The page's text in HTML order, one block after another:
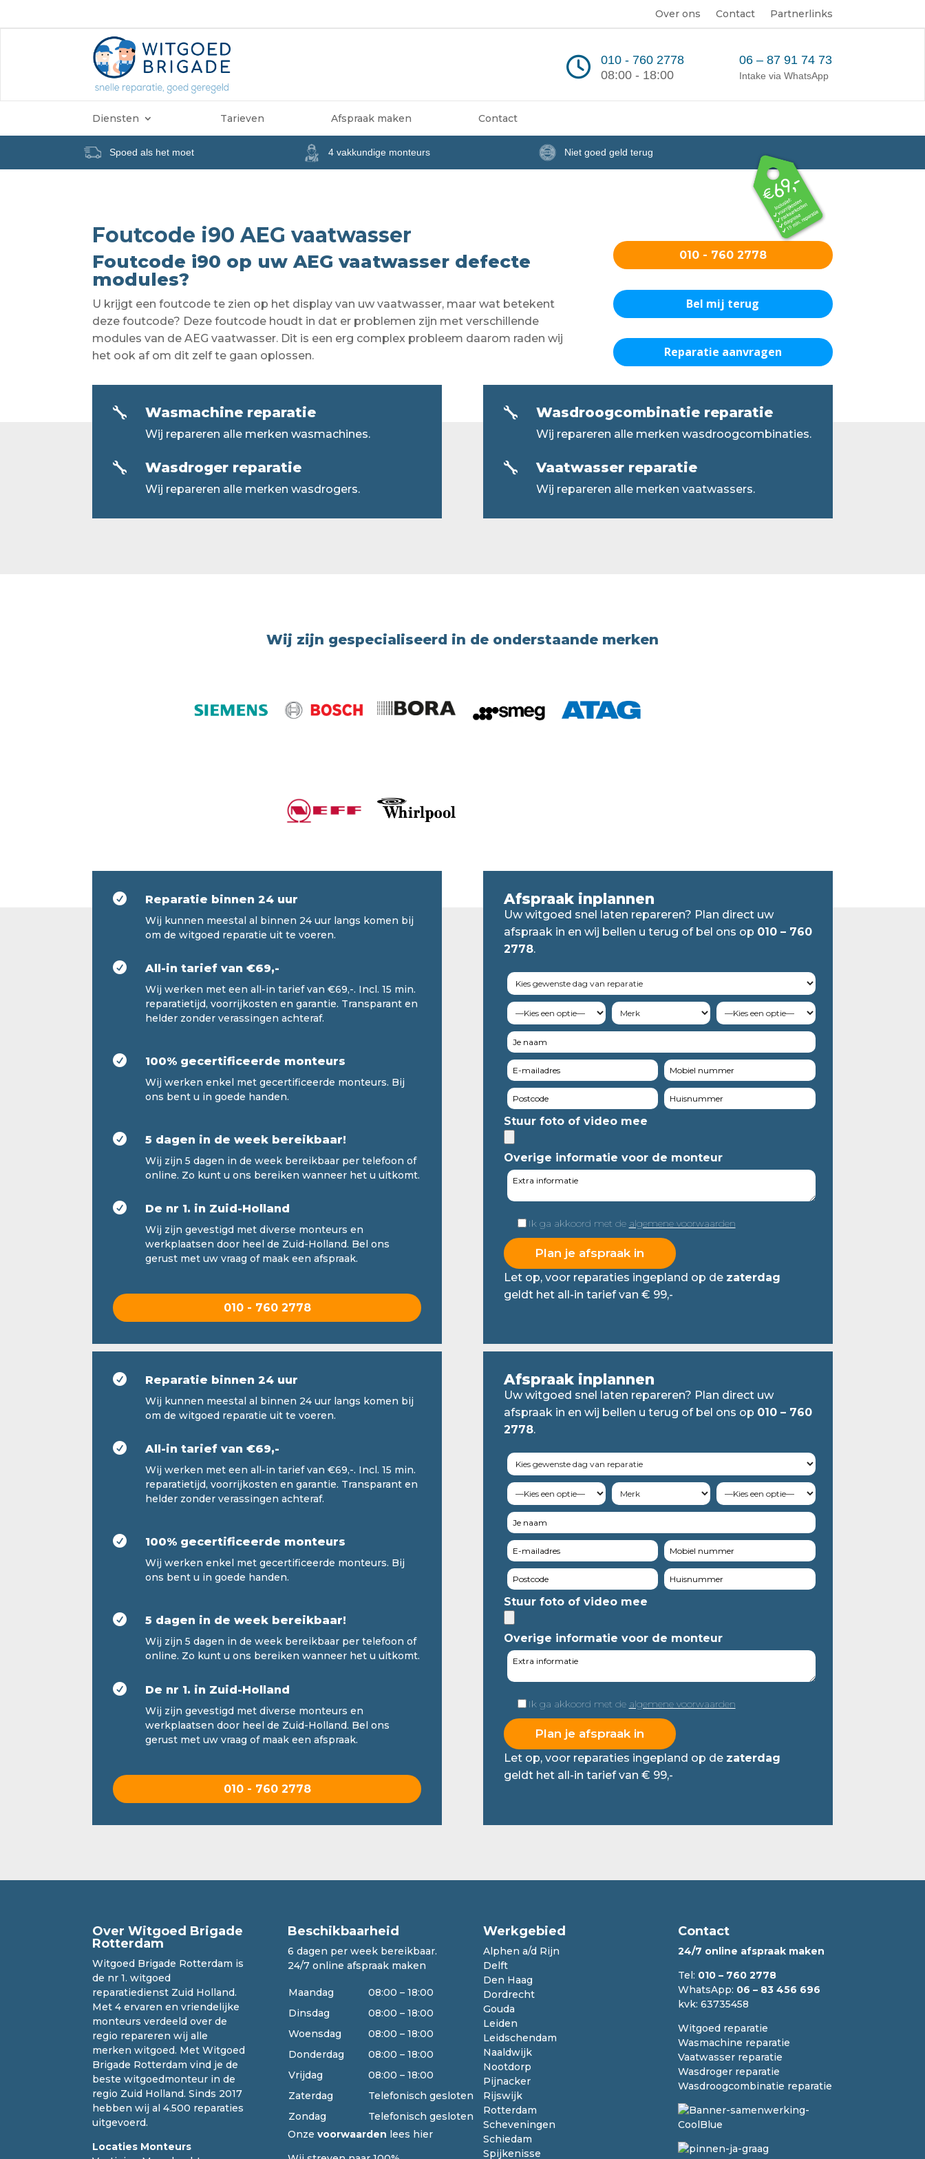
Over ons Contact Partnerlinks
010 - 760 2778
08:00 - 18:00
06 – 87 91 74 73
Intake via WhatsApp
Diensten Tarieven Afspraak maken Contact
Spoed als het moet 4 vakkundige monteurs Niet goed geld terug
Foutcode i90 AEG vaatwasser
Foutcode i90 op uw AEG vaatwasser defecte
modules?
U krijgt een foutcode te zien op het display van uw vaatwasser, maar wat betekent
deze foutcode? Deze foutcode houdt in dat er problemen zijn met verschillende
modules van de AEG vaatwasser. Dit is een erg complex probleem daarom raden wij
het ook af om dit zelf te gaan oplossen.
010 - 760 2778
Bel mij terug
Reparatie aanvragen
 Wasmachine reparatie
Wij repareren alle merken wasmachines.
 Wasdroger reparatie
Wij repareren alle merken wasdrogers.
 Wasdroogcombinatie reparatie
Wij repareren alle merken wasdroogcombinaties.
 Vaatwasser reparatie
Wij repareren alle merken vaatwassers.
Wij zijn gespecialiseerd in de onderstaande merken
 Reparatie binnen 24 uur
Wij kunnen meestal al binnen 24 uur langs komen bij
om de witgoed reparatie uit te voeren.
 All-in tarief van €69,-
Wij werken met een all-in tarief van €69,-. Incl. 15 min.
reparatietijd, voorrijkosten en garantie. Transparant en
helder zonder verassingen achteraf.
 100% gecertificeerde monteurs
Wij werken enkel met gecertificeerde monteurs. Bij
ons bent u in goede handen.
 5 dagen in de week bereikbaar!
Wij zijn 5 dagen in de week bereikbaar per telefoon of
online. Zo kunt u ons bereiken wanneer het u uitkomt.
 De nr 1. in Zuid-Holland
Wij zijn gevestigd met diverse monteurs en
werkplaatsen door heel de Zuid-Holland. Bel ons
gerust met uw vraag of maak een afspraak.
010 - 760 2778
Afspraak inplannen
Uw witgoed snel laten repareren? Plan direct uw
afspraak in en wij bellen u terug of bel ons op 010 – 760
2778.
Stuur foto of video mee
Overige informatie voor de monteur
Ik ga akkoord met de algemene voorwaarden
Let op, voor reparaties ingepland op de zaterdag
geldt het all-in tarief van € 99,-
 Reparatie binnen 24 uur
Wij kunnen meestal al binnen 24 uur langs komen bij
om de witgoed reparatie uit te voeren.
 All-in tarief van €69,-
Wij werken met een all-in tarief van €69,-. Incl. 15 min.
reparatietijd, voorrijkosten en garantie. Transparant en
helder zonder verassingen achteraf.
 100% gecertificeerde monteurs
Wij werken enkel met gecertificeerde monteurs. Bij
ons bent u in goede handen.
 5 dagen in de week bereikbaar!
Wij zijn 5 dagen in de week bereikbaar per telefoon of
online. Zo kunt u ons bereiken wanneer het u uitkomt.
 De nr 1. in Zuid-Holland
Wij zijn gevestigd met diverse monteurs en
werkplaatsen door heel de Zuid-Holland. Bel ons
gerust met uw vraag of maak een afspraak.
010 - 760 2778
Afspraak inplannen
Uw witgoed snel laten repareren? Plan direct uw
afspraak in en wij bellen u terug of bel ons op 010 – 760
2778.
Stuur foto of video mee
Overige informatie voor de monteur
Ik ga akkoord met de algemene voorwaarden
Let op, voor reparaties ingepland op de zaterdag
geldt het all-in tarief van € 99,-
Over Witgoed Brigade
Rotterdam
Witgoed Brigade Rotterdam is
de nr 1. witgoed
reparatiedienst Zuid Holland.
Met 4 ervaren en vriendelijke
monteurs verdeeld over de
regio repareren wij alle
merken witgoed. Met Witgoed
Brigade Rotterdam vind je de
beste witgoedmonteur in de
regio Zuid Holland. Sinds 2017
hebben wij al 4.500 reparaties
uitgevoerd.
Locaties Monteurs
Beschikbaarheid
6 dagen per week bereikbaar.
24/7 online afspraak maken
Maandag
08:00 – 18:00
Dinsdag
08:00 – 18:00
Woensdag
08:00 – 18:00
Donderdag
08:00 – 18:00
Vrijdag
08:00 – 18:00
Zaterdag
Telefonisch gesloten
Zondag
Telefonisch gesloten
Onze voorwaarden lees hier
Werkgebied
Alphen a/d Rijn
Delft
Den Haag
Dordrecht
Gouda
Leiden
Leidschendam
Naaldwijk
Nootdorp
Pijnacker
Rijswijk
Rotterdam
Scheveningen
Schiedam
Spijkenisse
Contact
24/7 online afspraak maken
Tel: 010 – 760 2778
WhatsApp: 06 – 83 456 696
kvk: 63735458
Witgoed reparatie
Wasmachine reparatie
Vaatwasser reparatie
Wasdroger reparatie
Wasdroogcombinatie reparatie